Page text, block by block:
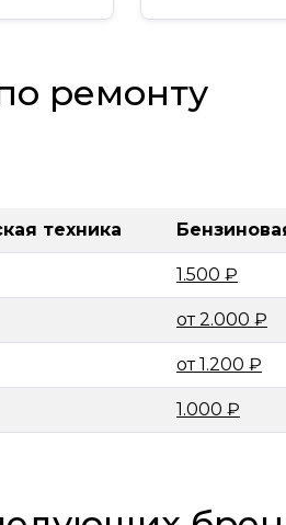
ремонту
техника
1.500 ₽
от 2.000 ₽
от 1.200 ₽
1.000 ₽